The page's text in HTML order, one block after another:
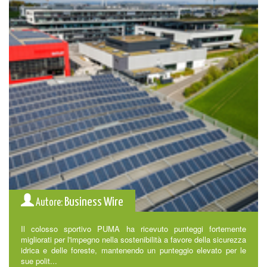
Autore: Business Wire
Il colosso sportivo PUMA ha ricevuto punteggi fortemente
migliorati per l'impegno nella sostenibilità a favore della sicurezza
idrica e delle foreste, mantenendo un punteggio elevato per le
sue polit...